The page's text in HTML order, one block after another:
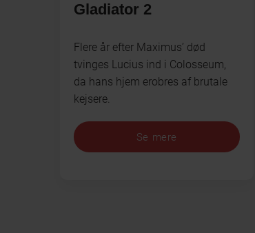
Gladiator 2
Flere år efter Maximus’ død
tvinges Lucius ind i Colosseum,
da hans hjem erobres af brutale
kejsere.
Se mere